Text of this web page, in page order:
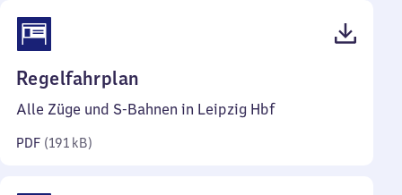
Regelfahrplan
191
Alle Züge und S-Bahnen in Leipzig Hbf
PDF (191 kB)